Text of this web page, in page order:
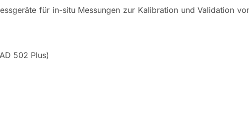
für in-situ Messungen zur Kalibration und Validation
502 Plus)